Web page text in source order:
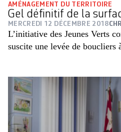
AMÉNAGEMENT DU TERRITOIRE
Gel définitif de la
MERCREDI 12 DÉCEMBRE 2018
L’initiative des Jeunes Verts
suscite une levée de boucliers